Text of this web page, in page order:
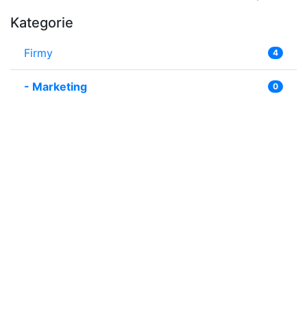
Kategorie
Firmy 4
- Marketing 0